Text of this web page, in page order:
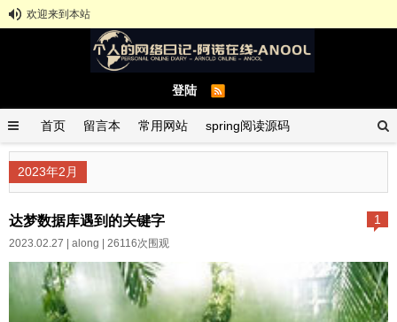
欢迎来到本站
登陆
首页 留言本 常用网站 spring阅读源码
spring示例demo
2023年2月
1
达梦数据库遇到的关键字
2023.02.27 | along | 26116次围观